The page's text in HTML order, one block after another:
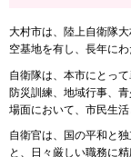
大村市は、陸上自衛隊
空基地を有し、長年に
自衛隊は、本市にとっ
防災訓練、地域行事、
場面において、市民生活
自衛官は、国の平和と
と、日々厳しい職務に